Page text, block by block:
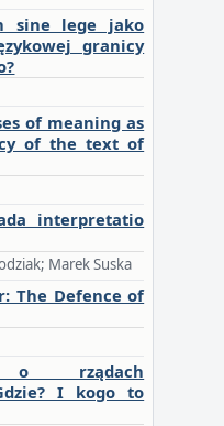
sine lege jako
granicy
of meaning as
of the text of
interpretatio
Marek Suska
The Defence of
o rządach
I kogo to